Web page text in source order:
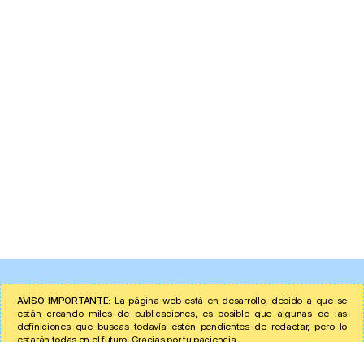
AVISO IMPORTANTE: La página web está en desarrollo, debido a que se
están creando miles de publicaciones, es posible que algunas de las
definiciones que buscas todavía estén pendientes de redactar, pero lo
estarán todas en el futuro. Gracias por tu paciencia.